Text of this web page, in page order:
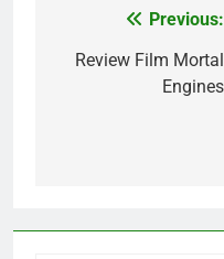
navigation
Previous:
Review Film Mortal
Engines